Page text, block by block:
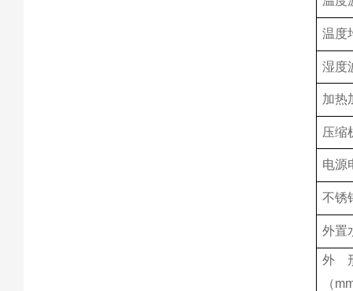
温度
湿度
加热
压缩
电源
不锈
外置
外
（